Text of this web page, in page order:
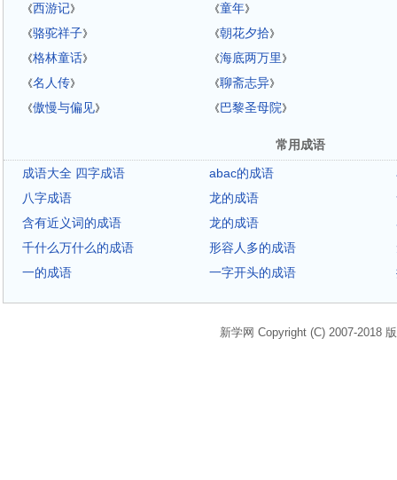
《西游记》 《童年》
《骆驼祥子》 《朝花夕拾》
《格林童话》 《海底两万里 》
《名人传》 《聊斋志异》
《傲慢与偏见》 《巴黎圣母院》
常用成语
成语大全 四字成语
abac的成语
八字成语
龙的成语
含有近义词的成语
龙的成语
千什么万什么的成语
形容人多的成语
一的成语
一字开头的成语
新学网 Copyright (C) 2007-2018